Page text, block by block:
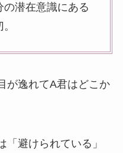
の潜在意識にある
が逸れてA君はどこか
避けられている」